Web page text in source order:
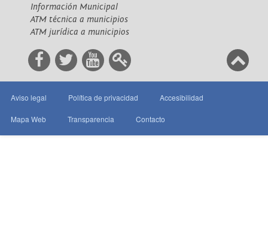
Información Municipal
ATM técnica a municipios
ATM jurídica a municipios
Aviso legal Política de privacidad Accesibilidad
Mapa Web Transparencia Contacto